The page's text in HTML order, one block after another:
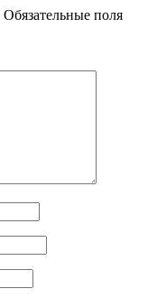
Обязательные поля